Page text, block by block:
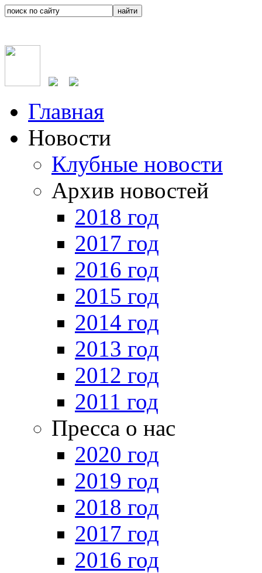
Главная
Новости
Клубные новости
Архив новостей
2018 год
2017 год
2016 год
2015 год
2014 год
2013 год
2012 год
2011 год
Пресса о нас
2020 год
2019 год
2018 год
2017 год
2016 год